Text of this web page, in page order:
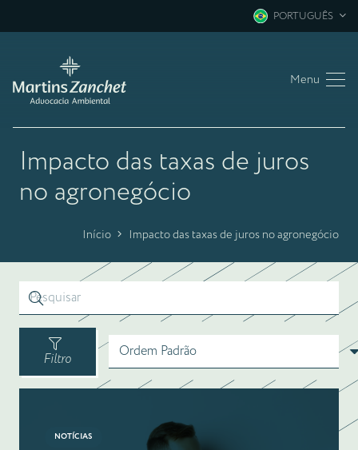
PORTUGUÊS
Menu
Impacto das taxas de juros
no agronegócio
Início Impacto das taxas de juros no agronegócio
Filtro
NOTÍCIAS